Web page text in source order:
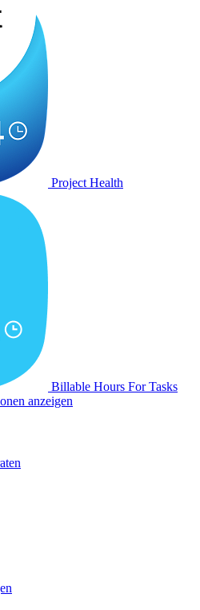
Project Health
Billable Hours For Tasks
anzeigen